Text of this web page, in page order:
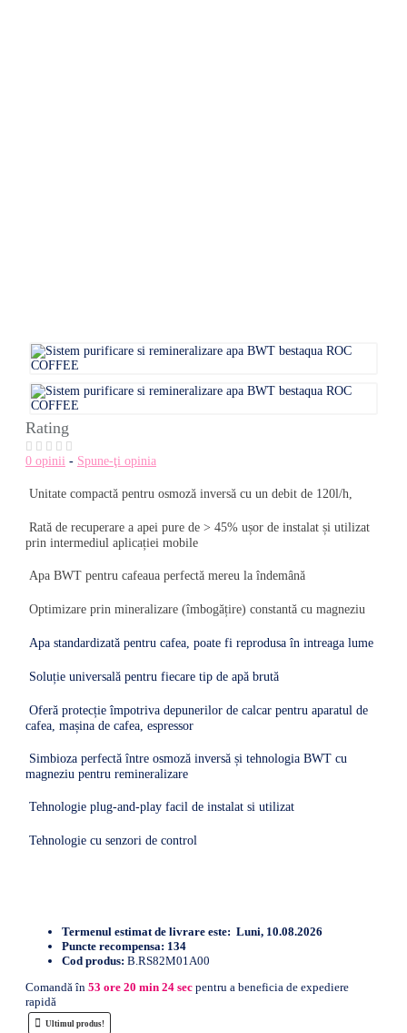
Unitate compactă pentru osmoză inversă cu un debit de 120l/h,
Rată de recuperare a apei pure de > 45% ușor de instalat și utilizat
prin intermediul aplicației mobile
Apa BWT pentru cafeaua perfectă mereu la îndemână
Optimizare prin mineralizare (îmbogățire) constantă cu magneziu
Apa standardizată pentru cafea, poate fi reprodusa în intreaga lume
Soluție universală pentru fiecare tip de apă brută
Oferă protecție împotriva depunerilor de calcar pentru aparatul de
cafea, mașina de cafea, espressor
Simbioza perfectă între osmoză inversă și tehnologia BWT cu
magneziu pentru remineralizare
Tehnologie plug-and-play facil de instalat si utilizat
Tehnologie cu senzori de control
Rating
0 opinii - Spune-ţi opinia
Termenul estimat de livrare este: Luni, 10.08.2026
Puncte recompensa: 134
Cod produs: B.RS82M01A00
Comandă în 53 ore 20 min 23 sec pentru a beneficia de expediere
rapidă
Ultimul produs!